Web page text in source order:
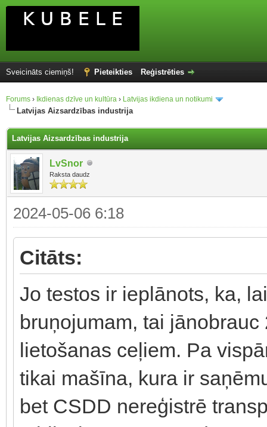
Sveicināts ciemiņš! Pieteikties Reģistrēties
Forums › Ikdienas dzīve un kultūra › Latvijas ikdiena un notikumi
Latvijas Aizsardzības industrija
Latvijas Aizsardzības industrija
LvSnor
Raksta daudz
2024-05-06 6:18
Citāts:
Jo testos ir ieplānots, ka,
bruņojumam, tai
lietošanas ceļiem. Pa
tikai mašīna, kura ir
bet CSDD nereģistrē